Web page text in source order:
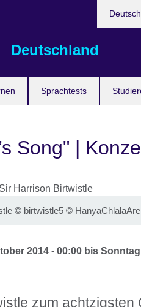
Deutschland
Sprachtests
Deutsch
Song" |
© birtwistle5 ©
2014 - 00:00 bisSonntag
zum achtzigsten